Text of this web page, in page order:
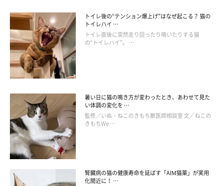
トイレ後の“テンション爆上げ”はなぜ起こる？ 猫の
トイレハイ …
トイレ直後に突然走り回ったり鳴いたりする猫
の“トイレハイ”。 …
暑い日に猫の鳴き方が変わったとき、あわせて見た
い体調の変化を …
監修／いぬ・ねこのきもち獣医師相談室 文／ねこの
きもちWe …
腎臓病の猫の健康寿命を延ばす「AIM猫薬」が実用
化間近に！ …